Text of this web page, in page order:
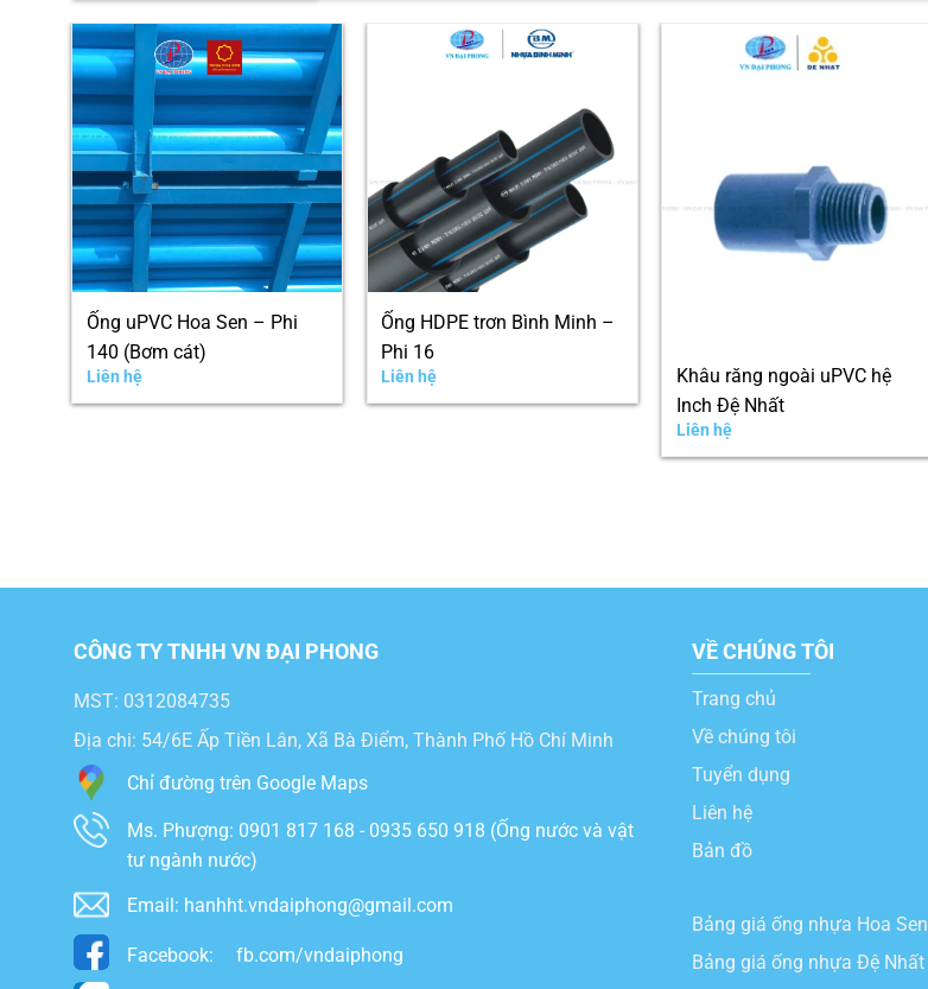
Ống uPVC Hoa Sen – Phi
140 (Bơm cát)
Liên hệ
Ống HDPE trơn Bình Minh –
Phi 16
Liên hệ
Khâu răng ngoài uPVC hệ
Inch Đệ Nhất
Liên hệ
CÔNG TY TNHH VN ĐẠI PHONG
MST: 0312084735
Địa chi: 54/6E Ấp Tiền Lân, Xã Bà Điểm, Thành Phố Hồ Chí Minh
Chỉ đường trên Google Maps
Ms. Phượng: 0901 817 168 - 0935 650 918 (Ống nước và vật
tư ngành nước)
Email: hanhht.vndaiphong@gmail.com
Facebook: fb.com/vndaiphong
VỀ CHÚNG TÔI
Trang chủ
Về chúng tôi
Tuyển dụng
Liên hệ
Bản đồ
Bảng giá ống nhựa Hoa Sen
Bảng giá ống nhựa Đệ Nhất